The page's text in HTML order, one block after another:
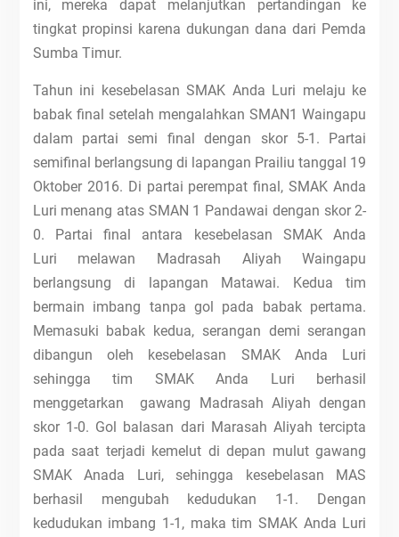
ini, mereka dapat melanjutkan pertandingan ke
tingkat propinsi karena dukungan dana dari Pemda
Sumba Timur.
Tahun ini kesebelasan SMAK Anda Luri melaju ke
babak final setelah mengalahkan SMAN1 Waingapu
dalam partai semi final dengan skor 5-1. Partai
semifinal berlangsung di lapangan Prailiu tanggal 19
Oktober 2016. Di partai perempat final, SMAK Anda
Luri menang atas SMAN 1 Pandawai dengan skor 2-
0. Partai final antara kesebelasan SMAK Anda
Luri melawan Madrasah Aliyah Waingapu
berlangsung di lapangan Matawai. Kedua tim
bermain imbang tanpa gol pada babak pertama.
Memasuki babak kedua, serangan demi serangan
dibangun oleh kesebelasan SMAK Anda Luri
sehingga tim SMAK Anda Luri berhasil
menggetarkan gawang Madrasah Aliyah dengan
skor 1-0. Gol balasan dari Marasah Aliyah tercipta
pada saat terjadi kemelut di depan mulut gawang
SMAK Anada Luri, sehingga kesebelasan MAS
berhasil mengubah kedudukan 1-1. Dengan
kedudukan imbang 1-1, maka tim SMAK Anda Luri